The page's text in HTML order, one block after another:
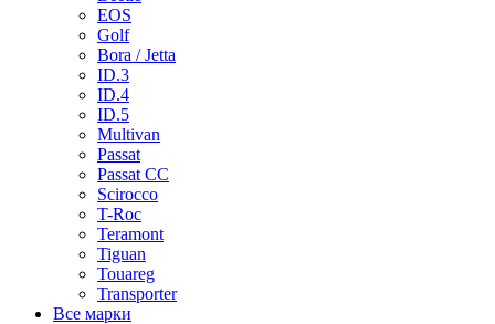
EOS
Golf
Bora / Jetta
ID.3
ID.4
ID.5
Multivan
Passat
Passat CC
Scirocco
T-Roc
Teramont
Tiguan
Touareg
Transporter
Все марки